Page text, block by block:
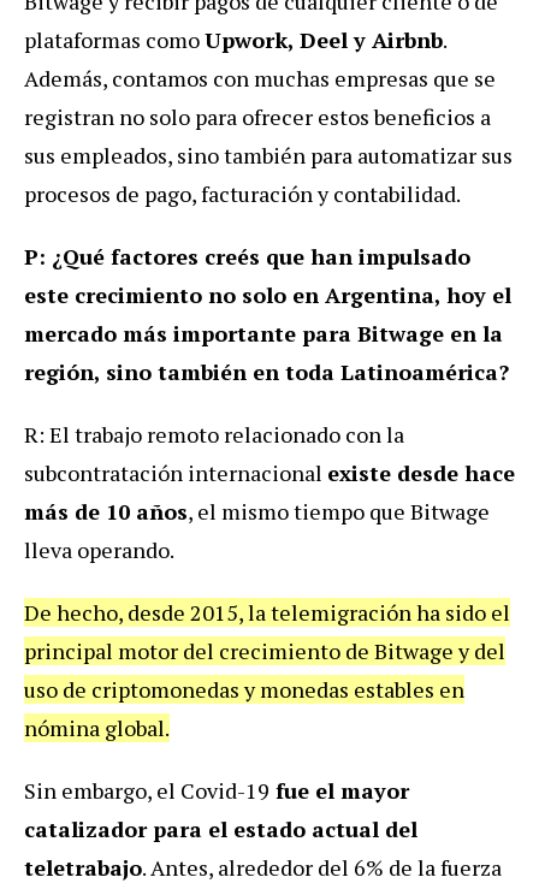
plataformas comoUpwork, Deel y Airbnb.
Además, contamos con muchas empresas que se
registran no solo para ofrecer estos beneficios a
sus empleados, sino también para automatizar sus
procesos de pago, facturación y contabilidad.
P: ¿Qué factores creés que han impulsado
este crecimiento no solo en Argentina, hoy el
mercado más importante para Bitwage en la
región, sino también en toda Latinoamérica?
R: El trabajo remoto relacionado con la
subcontratación internacional existe desde hace
más de 10 años, el mismo tiempo que Bitwage
lleva operando.
De hecho, desde 2015, la telemigración ha sido el
principal motor del crecimiento de Bitwage y del
uso de criptomonedas y monedas estables en
nómina global.
Sin embargo, el Covid-19 fue el mayor
catalizador para el estado actual del
teletrabajo. Antes, alrededor del 6% de la fuerza